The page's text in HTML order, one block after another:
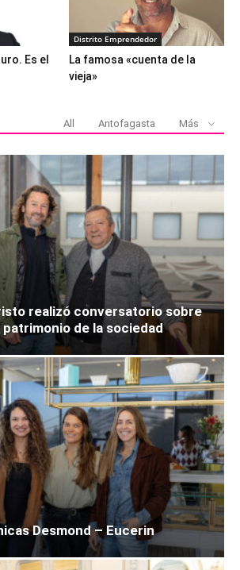
Es el
Distrito Emprendedor
La famosa «cuenta de la
vieja»
All Antofagasta Más
realizó conversatorio sobre
patrimonio de la sociedad
Desmond – Eucerin